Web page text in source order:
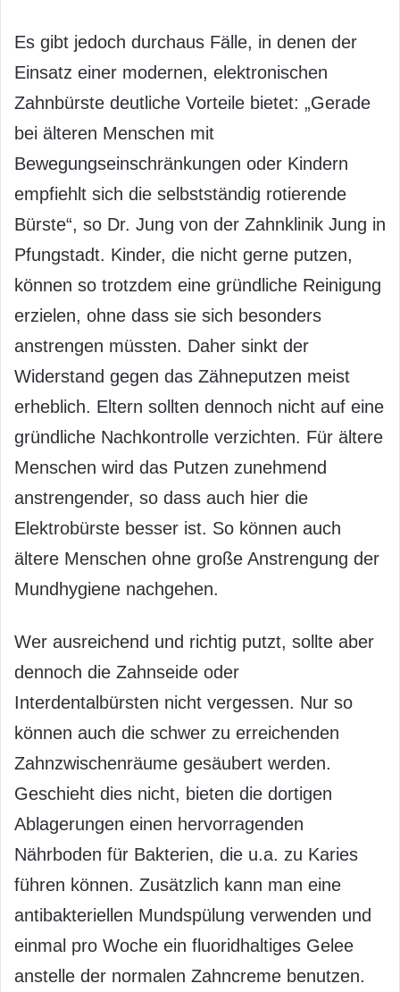
Es gibt jedoch durchaus Fälle, in denen der
Einsatz einer modernen, elektronischen
Zahnbürste deutliche Vorteile bietet: „Gerade
bei älteren Menschen mit
Bewegungseinschränkungen oder Kindern
empfiehlt sich die selbstständig rotierende
Bürste“, so Dr. Jung von der Zahnklinik Jung in
Pfungstadt. Kinder, die nicht gerne putzen,
können so trotzdem eine gründliche Reinigung
erzielen, ohne dass sie sich besonders
anstrengen müssten. Daher sinkt der
Widerstand gegen das Zähneputzen meist
erheblich. Eltern sollten dennoch nicht auf eine
gründliche Nachkontrolle verzichten. Für ältere
Menschen wird das Putzen zunehmend
anstrengender, so dass auch hier die
Elektrobürste besser ist. So können auch
ältere Menschen ohne große Anstrengung der
Mundhygiene nachgehen.
Wer ausreichend und richtig putzt, sollte aber
dennoch die Zahnseide oder
Interdentalbürsten nicht vergessen. Nur so
können auch die schwer zu erreichenden
Zahnzwischenräume gesäubert werden.
Geschieht dies nicht, bieten die dortigen
Ablagerungen einen hervorragenden
Nährboden für Bakterien, die u.a. zu Karies
führen können. Zusätzlich kann man eine
antibakteriellen Mundspülung verwenden und
einmal pro Woche ein fluoridhaltiges Gelee
anstelle der normalen Zahncreme benutzen.